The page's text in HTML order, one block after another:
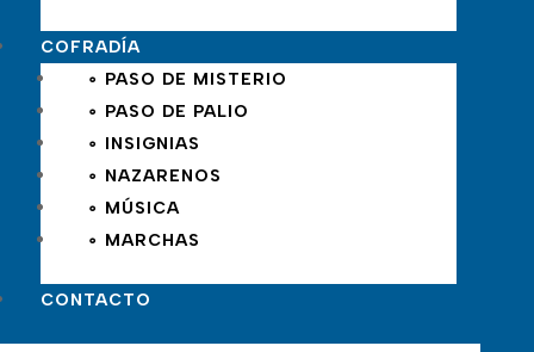
COFRADÍA
∘ PASO DE MISTERIO
∘ PASO DE PALIO
∘ INSIGNIAS
∘ NAZARENOS
∘ MÚSICA
∘ MARCHAS
CONTACTO